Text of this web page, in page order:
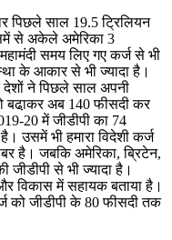
साल 19.5 ट्रिलियन
से अकेले अमेरिका 3
समय लिए गए कर्ज से भी
के आकार से भी ज्यादा है।
देशों ने पिछले साल अपनी
बढा़कर अब 140 फीसदी कर
20 में जीडीपी का 74
उसमें भी हमारा विदेशी कर्ज
है। जबकि अमेरिका, ब्रिटेन,
जीडीपी से भी ज्यादा है।
विकास में सहायक बताया है।
को जीडीपी के 80 फीसदी तक